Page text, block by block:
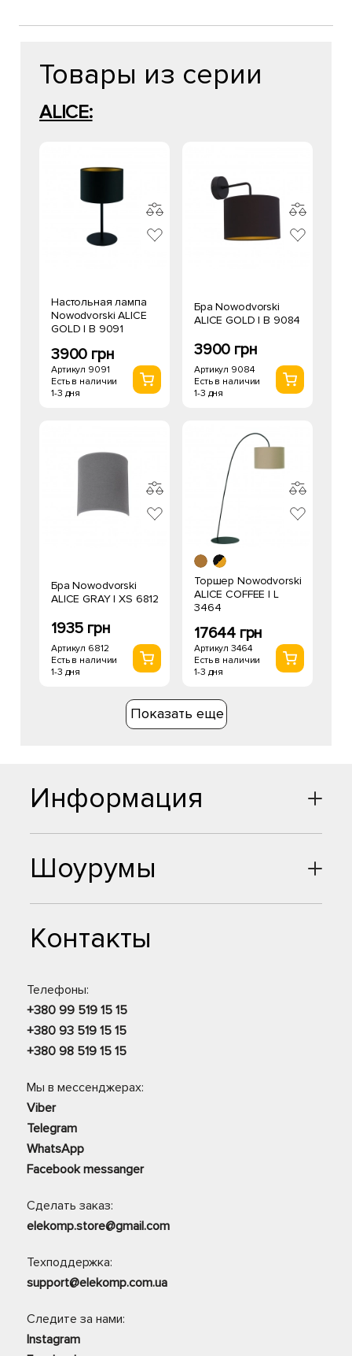
Товары из серии
ALICE:
Настольная лампа
Nowodvorski ALICE
GOLD I B 9091
3900 грн
Артикул 9091
Есть в наличии
1-3 дня
Бра Nowodvorski
ALICE GOLD I B 9084
3900 грн
Артикул 9084
Есть в наличии
1-3 дня
Бра Nowodvorski
ALICE GRAY I XS 6812
1935 грн
Артикул 6812
Есть в наличии
1-3 дня
Торшер Nowodvorski
ALICE COFFEE I L
3464
17644 грн
Артикул 3464
Есть в наличии
1-3 дня
Показать еще
Шоурумы
Контакты
Телефоны:
+380 99 519 15 15
+380 93 519 15 15
+380 98 519 15 15
Мы в мессенджерах:
Viber
Telegram
WhatsApp
Facebook messanger
Сделать заказ:
elekomp.store@gmail.com
Техподдержка:
support@elekomp.com.ua
Следите за нами:
Instagram
Информация